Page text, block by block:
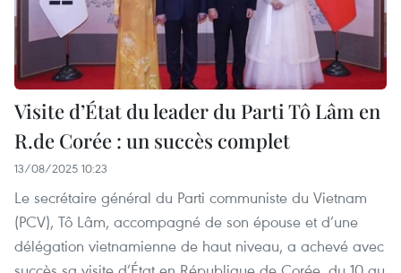
Visite d’État du leader du Parti Tô Lâm en
R.de Corée : un succès complet
13/08/2025 10:23
Le secrétaire général du Parti communiste du Vietnam
(PCV), Tô Lâm, accompagné de son épouse et d’une
délégation vietnamienne de haut niveau, a achevé avec